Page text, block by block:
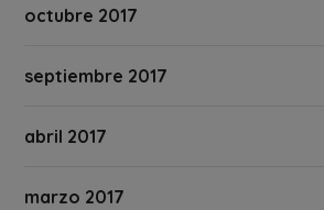
octubre 2017
septiembre 2017
abril 2017
marzo 2017